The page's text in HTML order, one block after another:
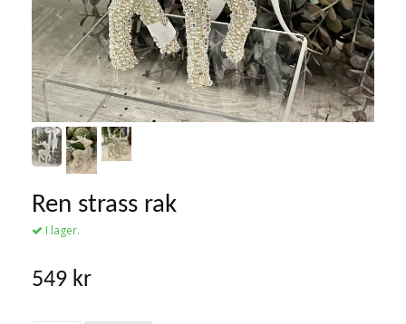
Ren strass rak
I lager.
549 kr